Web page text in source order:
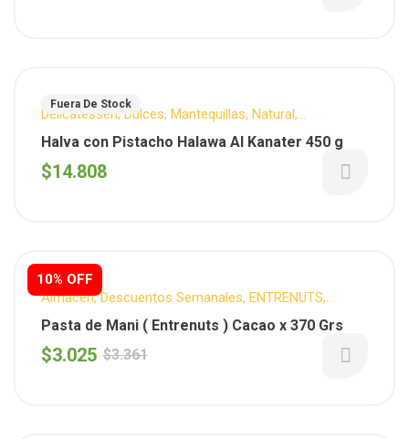
Fuera De Stock
Delicatessen, Dulces, Mantequillas, Natural,
Reposteria, Sin T.A.C.C.,Vegano
Halva con Pistacho Halawa Al Kanater 450 g
$14.808
10% OFF
Almacén,Descuentos Semanales, ENTRENUTS,
Mantequillas
Pasta de Mani ( Entrenuts ) Cacao x 370 Grs
$3.361
$3.025